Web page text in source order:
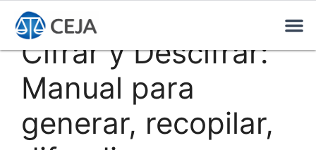
Cifrar y Descifrar:
Manual para
generar, recopilar,